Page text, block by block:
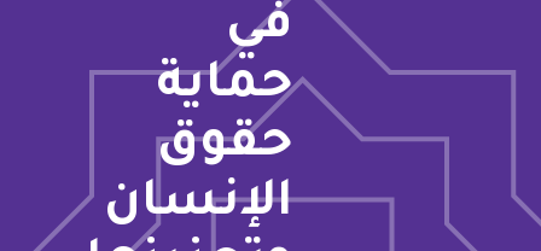
في
حماية
حقوق
الإنسان